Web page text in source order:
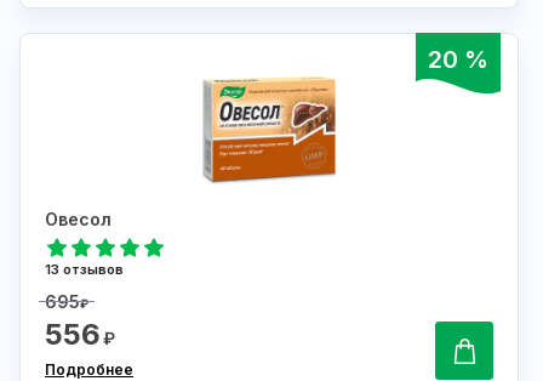
20 %
Овесол
13 отзывов
695₽
556₽
Подробнее